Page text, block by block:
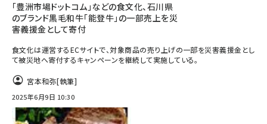
「豊洲市場ドットコム」などの食文化、石川県
のブランド黒毛和牛「能登牛」の一部売上を災
害義援金として寄付
食文化は運営するECサイトで、対象商品の売り上げの一部を災害義援金とし
て被災地へ寄付するキャンペーンを継続して実施している。
宮本和弥[執筆]
2025年6月9日 10:30